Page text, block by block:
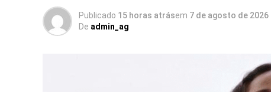
Publicado 15 horas atrásem 7 de agosto de 2026
De admin_ag